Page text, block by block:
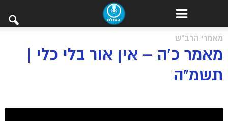
מאמרי הרב"ש
מאמר כ’ה – אין אור בלי כלי |
תשמ”ה